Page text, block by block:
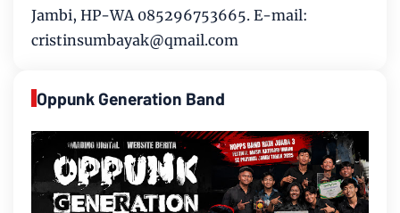
Jambi, HP-WA 085296753665. E-mail:
cristinsumbayak@qmail.com
Oppunk Generation Band